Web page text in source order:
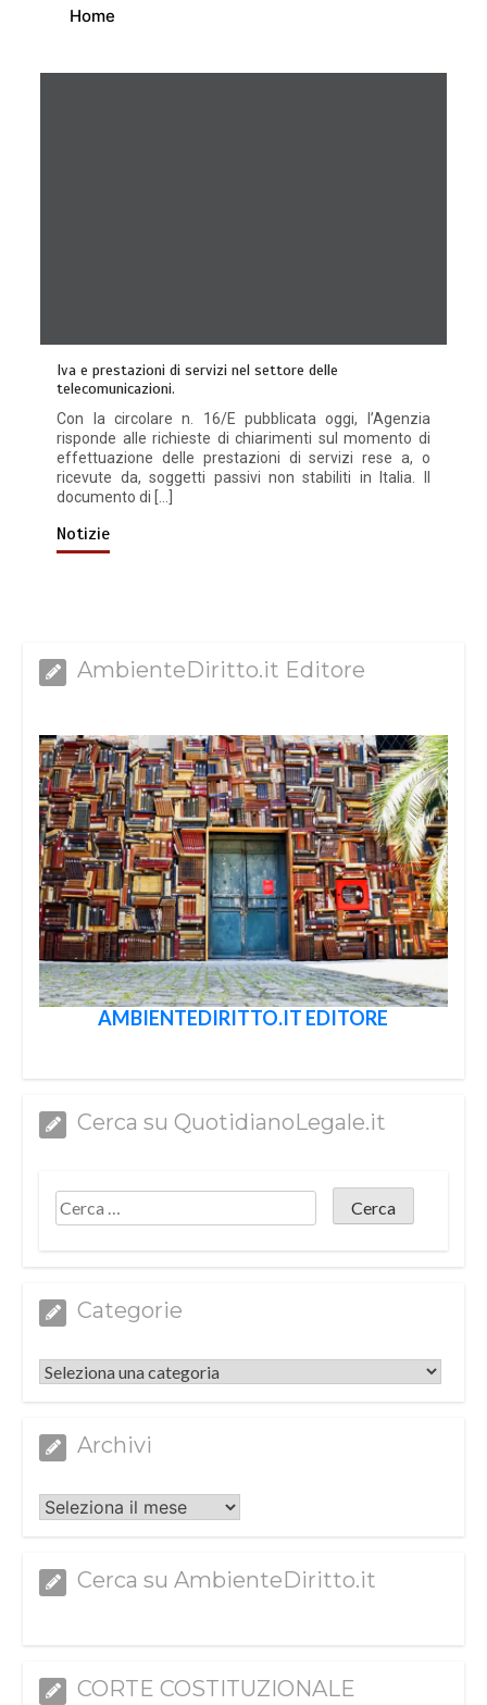
Home
Iva e prestazioni di servizi nel settore delle
telecomunicazioni.
Con la circolare n. 16/E pubblicata oggi, l’Agenzia
risponde alle richieste di chiarimenti sul momento di
effettuazione delle prestazioni di servizi rese a, o
ricevute da, soggetti passivi non stabiliti in Italia. Il
documento di […]
Notizie
AmbienteDiritto.it Editore
AMBIENTEDIRITTO.IT EDITORE
Cerca su QuotidianoLegale.it
Categorie
Categorie
Archivi
Archivi
Cerca su AmbienteDiritto.it
CORTE COSTITUZIONALE